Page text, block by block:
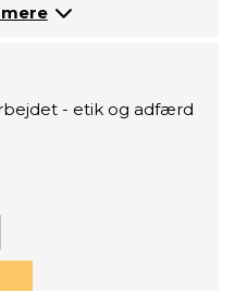
- etik og adfærd